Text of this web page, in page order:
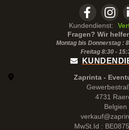
Kundendienst:
Fragen? Wir
Montag bis Donnerstag :
Freitag 8:30 -
Zaprinta -
4731
Belgien
MwSt.Id :